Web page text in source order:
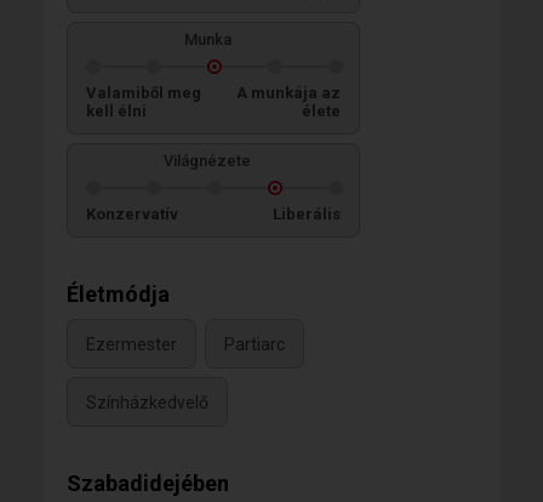
Munka
Valamiből meg
kell élni
A munkája az
élete
Világnézete
Konzervatív Liberális
Életmódja
Ezermester Partiarc
Színházkedvelő
Szabadidejében